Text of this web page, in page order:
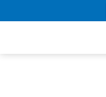
ke
Paulus: Bank